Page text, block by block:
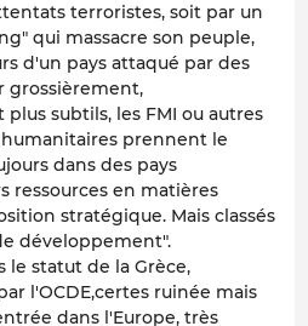
terroristes, soit par un
qui massacre son peuple,
d'un pays attaqué par des
grossièrement,
plus subtils, les FMI ou autres
humanitaires prennent le
dans des pays
ressources en matières
stratégique. Mais classés
développement".
le statut de la Grèce,
l'OCDE,certes ruinée mais
dans l'Europe, très